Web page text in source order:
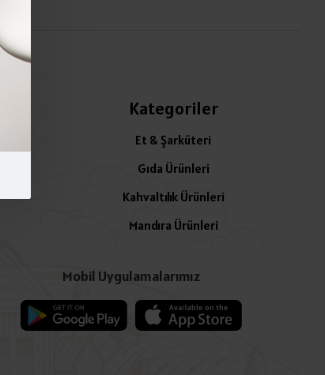
Kategoriler
Et & Şarküteri
Gıda Ürünleri
Kahvaltılık Ürünleri
Mandıra Ürünleri
Mobil Uygulamalarımız